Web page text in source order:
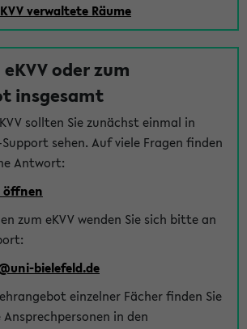
verwaltete Räume
oder zum
insgesamt
sollten Sie zunächst einmal in
sehen. Auf viele Fragen finden
Antwort:
öffnen
zum eKVV wenden Sie sich bitte an
bielefeld.de
einzelner Fächer finden Sie
in den